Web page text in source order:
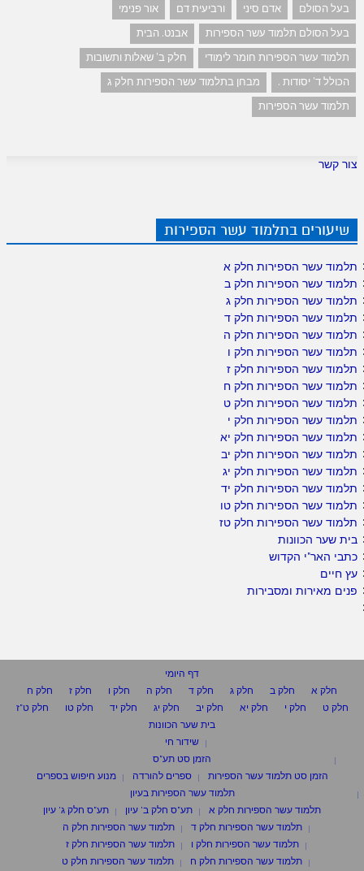
בעל הסולם
אדם סיני ורביעית דם
אור פנימי
בעל הסולם תלמוד עשר הספירות
אבנט. הבית
תלמוד עשר הספירות חומר לימודי
חלק ב' שאלות ותשובות
הכולל ד' יסודות .
מבחן בתלמוד עשר הספירות חלק ג
תלמוד עשר הספירות
צור קשר
שיעורים בתלמוד עשר הספירות
תלמוד עשר הספירות חלק א
תלמוד עשר הספירות חלק ב
תלמוד עשר הספירות חלק ג
תלמוד עשר הספירות חלק ד
תלמוד עשר הספירות חלק ה
תלמוד עשר הספירות חלק ו
תלמוד עשר הספירות חלק ז
תלמוד עשר הספירות חלק ח
תלמוד עשר הספירות חלק ט
תלמוד עשר הספירות חלק י
תלמוד עשר הספירות חלק יא
תלמוד עשר הספירות חלק יב
תלמוד עשר הספירות חלק יג
תלמוד עשר הספירות חלק יד
תלמוד עשר הספירות חלק טו
תלמוד עשר הספירות חלק טז
בית שער הכוונות
כתבי האר"י הקדוש
עץ חיים
פנים מאירות ומסבירות
דף היומי
חלק א
חלק ב חלק ג חלק ד חלק ה חלק ו חלק ז
חלק ח
חלק ט
חלק י חלק יא חלק יב חלק יג חלק יד חלק טו
חלק ט"ז
בית שער הכוונות
שידור חי
הזמן סט תע"ס
הזמן סט תלמוד עשר הספירות
ספרים להורדה
מנוע חיפוש בספרים
תלמוד עשר הספירות בעיון
תלמוד עשר הספירות חלק א
תע"ס חלק ב' עיון
תע"ס חלק ג' עיון
תלמוד עשר הספירות חלק ד
תלמוד עשר הספירות חלק ה
תלמוד עשר הספירות חלק ו
תלמוד עשר הספירות חלק ז
תלמוד עשר הספירות חלק ח
תלמוד עשר הספירות חלק ט